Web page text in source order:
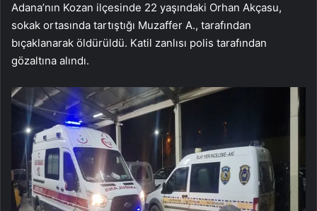
Adana’nın Kozan ilçesinde 22 yaşındaki Orhan Akçasu,
sokak ortasında tartıştığı Muzaffer A., tarafından
bıçaklanarak öldürüldü. Katil zanlısı polis tarafından
gözaltına alındı.